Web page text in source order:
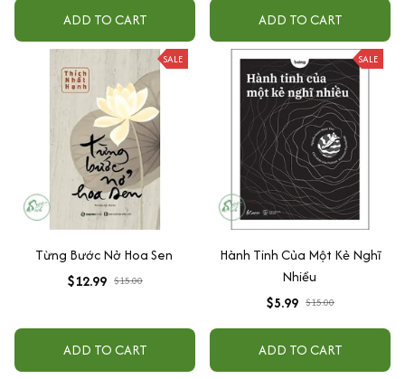
ADD TO CART
Cho Người Mới Bắt Đầu
ADD TO CART
SALE
Từng Bước Nở Hoa Sen
$12.99 $15.00
ADD TO CART
SALE
Hành Tinh Của Một Kẻ Nghĩ
Nhiều
$5.99 $15.00
ADD TO CART